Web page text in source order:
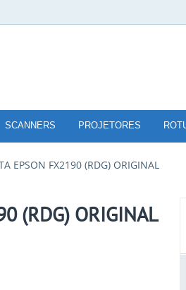
SCANNERS PROJETORES
EPSON FX2190 (RDG) ORIGINAL
(RDG) ORIGINAL